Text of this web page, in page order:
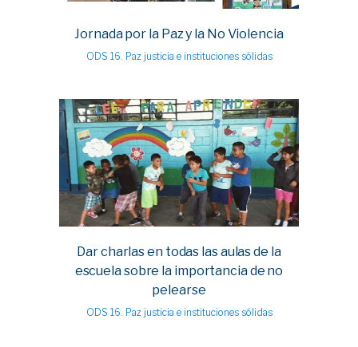
Jornada por la Paz y la No Violencia
ODS 16. Paz justicia e instituciones sólidas
Dar charlas en todas las aulas de la
escuela sobre la importancia de no
pelearse
ODS 16. Paz justicia e instituciones sólidas